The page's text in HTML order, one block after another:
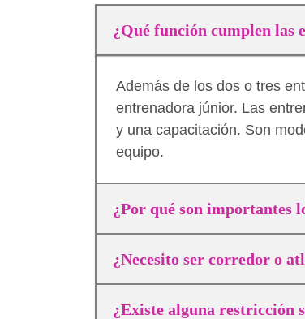
¿Qué función cumplen las
Además de los dos o tres
entrenadora júnior. Las
y una capacitación. Son
equipo.
¿Por qué son importantes
¿Necesito ser corredor o
¿Existe alguna restricción